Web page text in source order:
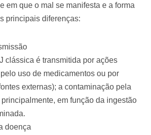
em que o mal se manifesta e a forma
principais diferenças:
clássica é transmitida por ações
uso de medicamentos ou por
externas); a contaminação pela
em função da ingestão
doença